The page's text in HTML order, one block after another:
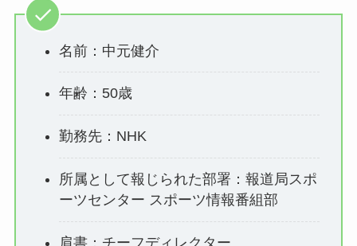
名前：中元健介
年齢：50歳
勤務先：NHK
所属として報じられた部署：報道局スポ
ーツセンター スポーツ情報番組部